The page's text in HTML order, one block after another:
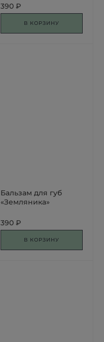
390 ₽
В КОРЗИНУ
Бальзам для губ
«Земляника»
390 ₽
В КОРЗИНУ